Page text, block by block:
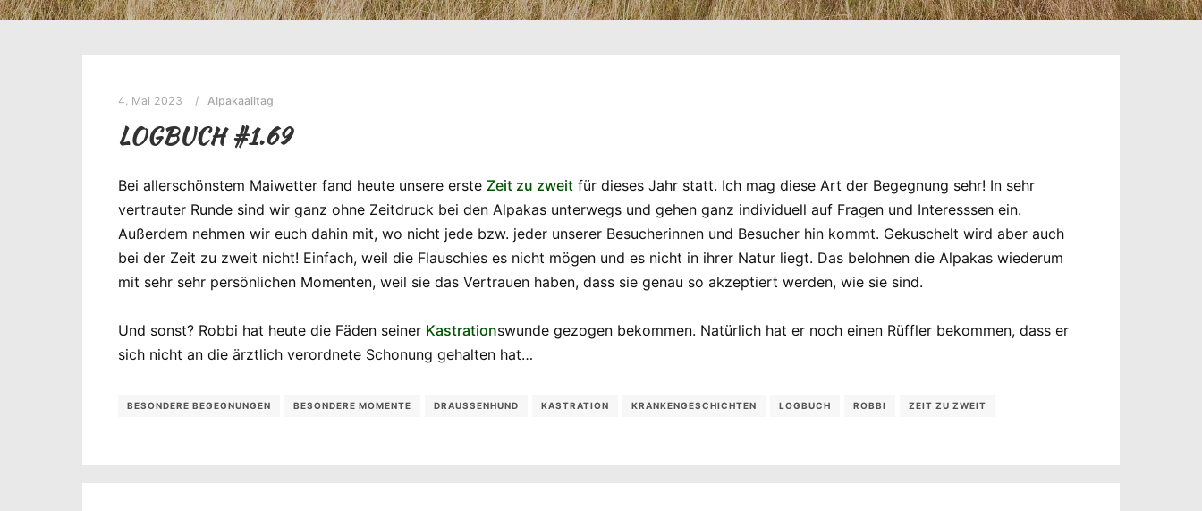
4. Mai 2023 Alpakaalltag
LOGBUCH #1.69
Bei allerschönstem Maiwetter fand heute unsere erste Zeit zu zweit für dieses Jahr statt. Ich mag diese Art der Begegnung sehr! In sehr
vertrauter Runde sind wir ganz ohne Zeitdruck bei den Alpakas unterwegs und gehen ganz individuell auf Fragen und Interesssen ein.
Außerdem nehmen wir euch dahin mit, wo nicht jede bzw. jeder unserer Besucherinnen und Besucher hin kommt. Gekuschelt wird aber auch
bei der Zeit zu zweit nicht! Einfach, weil die Flauschies es nicht mögen und es nicht in ihrer Natur liegt. Das belohnen die Alpakas wiederum
mit sehr sehr persönlichen Momenten, weil sie das Vertrauen haben, dass sie genau so akzeptiert werden, wie sie sind.
Und sonst? Robbi hat heute die Fäden seiner Kastrationswunde gezogen bekommen. Natürlich hat er noch einen Rüffler bekommen, dass er
sich nicht an die ärztlich verordnete Schonung gehalten hat…
BESONDERE BEGEGNUNGEN BESONDERE MOMENTE DRAUSSENHUND KASTRATION KRANKENGESCHICHTEN LOGBUCH ROBBI ZEIT ZU ZWEIT